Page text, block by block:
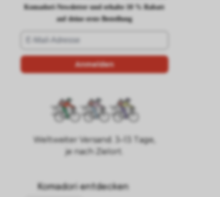
Komadori-Newsletter und erhalte 10 % Rabatt
auf deine erste Bestellung
Weltweiter Versand. 3–13 Tage,
je nach Zielort.
Komadori entdecken